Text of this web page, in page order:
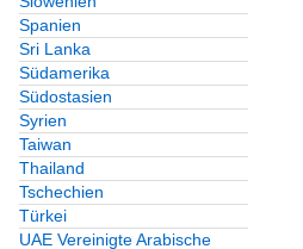
Spanien
Sri Lanka
Südamerika
Südostasien
Syrien
Taiwan
Thailand
Tschechien
Türkei
UAE Vereinigte Arabische